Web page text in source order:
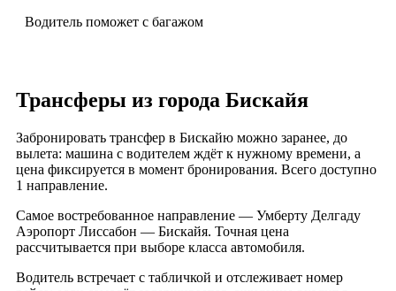
Водитель поможет с багажом
Трансферы из города Бискайя
Забронировать трансфер в Бискайю можно заранее, до
вылета: машина с водителем ждёт к нужному времени, а
цена фиксируется в момент бронирования. Всего доступно
1 направление.
Самое востребованное направление — Умберту Делгаду
Аэропорт Лиссабон — Бискайя. Точная цена
рассчитывается при выборе класса автомобиля.
Водитель встречает с табличкой и отслеживает номер